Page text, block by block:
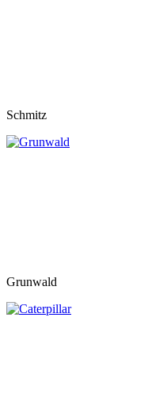
Schmitz
Grunwald